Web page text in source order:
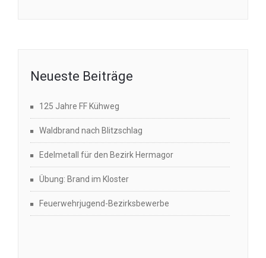
Neueste Beiträge
125 Jahre FF Kühweg
Waldbrand nach Blitzschlag
Edelmetall für den Bezirk Hermagor
Übung: Brand im Kloster
Feuerwehrjugend-Bezirksbewerbe